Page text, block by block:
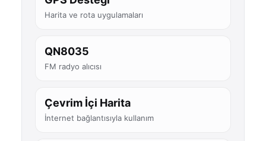
Harita ve rota uygulamaları
QN8035
FM radyo alıcısı
Çevrim İçi Harita
İnternet bağlantısıyla kullanım